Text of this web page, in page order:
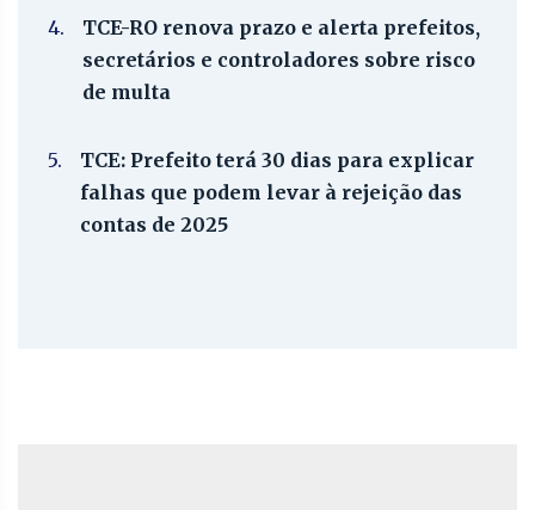
4.
TCE-RO renova prazo e alerta prefeitos,
secretários e controladores sobre risco
de multa
5.
TCE: Prefeito terá 30 dias para explicar
falhas que podem levar à rejeição das
contas de 2025